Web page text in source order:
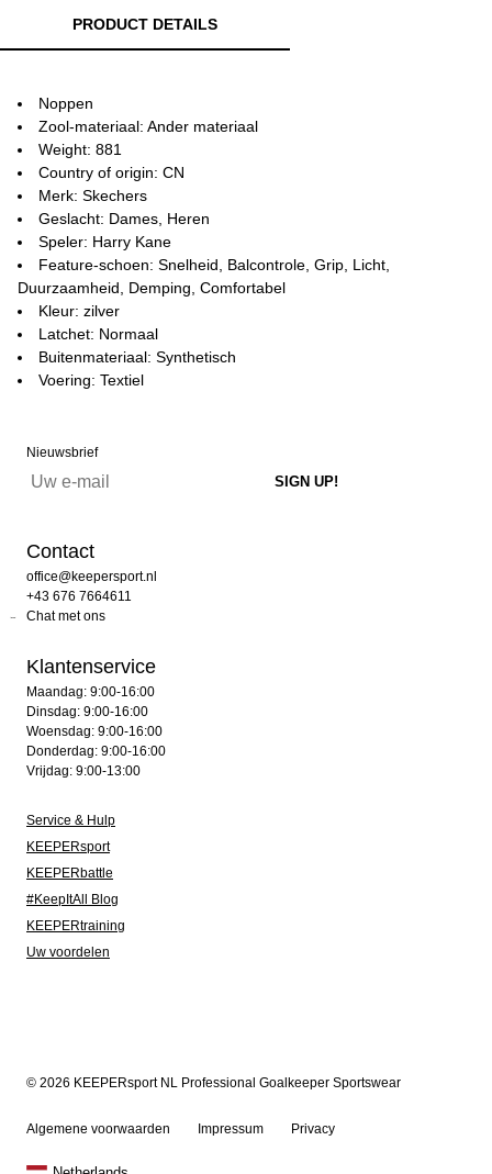
PRODUCT DETAILS
Noppen
Zool-materiaal: Ander materiaal
Weight: 881
Country of origin: CN
Merk: Skechers
Geslacht: Dames, Heren
Speler: Harry Kane
Feature-schoen: Snelheid, Balcontrole, Grip, Licht,
Duurzaamheid, Demping, Comfortabel
Kleur: zilver
Latchet: Normaal
Buitenmateriaal: Synthetisch
Voering: Textiel
Nieuwsbrief
Contact
office@keepersport.nl
+43 676 7664611
Chat met ons
Klantenservice
Maandag: 9:00-16:00
Dinsdag: 9:00-16:00
Woensdag: 9:00-16:00
Donderdag: 9:00-16:00
Vrijdag: 9:00-13:00
Service & Hulp
KEEPERsport
KEEPERbattle
#KeepItAll Blog
KEEPERtraining
Uw voordelen
© 2026 KEEPERsport NL Professional Goalkeeper Sportswear
Algemene voorwaarden Impressum Privacy